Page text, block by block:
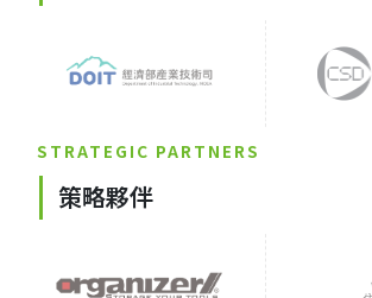
STRATEGIC PARTNERS
策略夥伴